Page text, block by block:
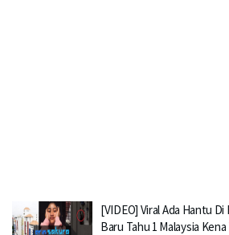
[VIDEO] Viral Ada Hantu
Baru Tahu 1 Malaysia